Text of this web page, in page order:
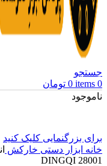
جستجو
0
items
0 تومان
ناموجود
برای بزرگنمایی کلیک کنید
خانه ابزار دستی خارکش
28001 DINGQI